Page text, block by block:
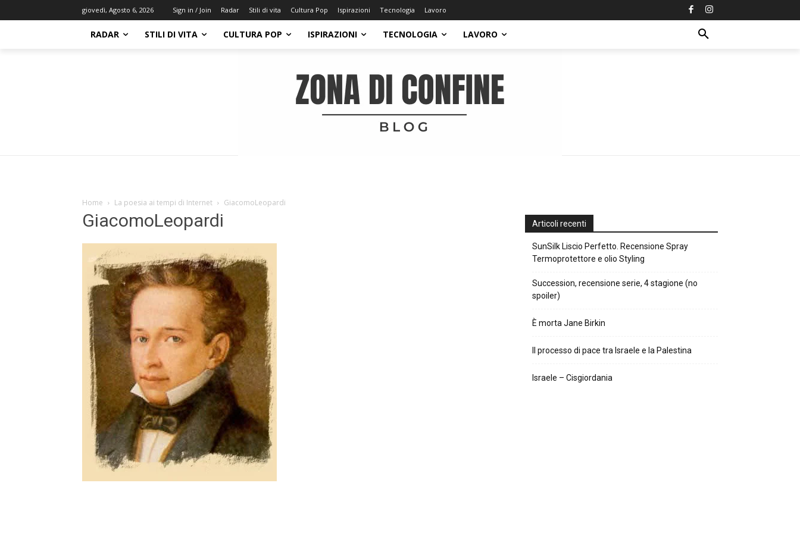
giovedì, Agosto 6, 2026 Sign in / Join Radar Stili di vita Cultura Pop Ispirazioni Tecnologia Lavoro
RADAR STILI DI VITA CULTURA POP ISPIRAZIONI TECNOLOGIA LAVORO
Home La poesia ai tempi di Internet GiacomoLeopardi
GiacomoLeopardi Articoli recenti
SunSilk Liscio Perfetto. Recensione Spray
Termoprotettore e olio Styling
Succession, recensione serie, 4 stagione (no
spoiler)
È morta Jane Birkin
Il processo di pace tra Israele e la Palestina
Israele – Cisgiordania